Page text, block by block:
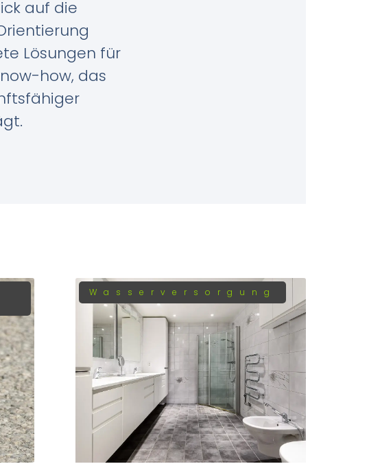
auf die
Lösungen für
how, das
Wasserversorgung